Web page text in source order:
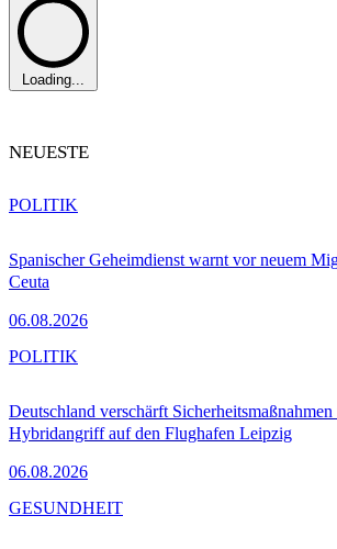
Loading...
NEUESTE
Spanischer Geheimdienst warnt vor neuem
Ceuta
06.08.2026
POLITIK
Deutschland verschärft
Hybridangriff auf den Flughafen Leipzig
06.08.2026
POLITIK
GESUNDHEIT